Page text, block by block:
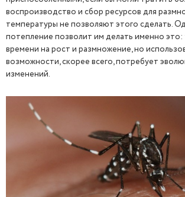
воспроизводство и сбор ресурсов для
температуры не позволяют этого сделать.
потепление позволит им делать именно это:
времени на рост и размножение, но
возможности, скорее всего, потребует
изменений.